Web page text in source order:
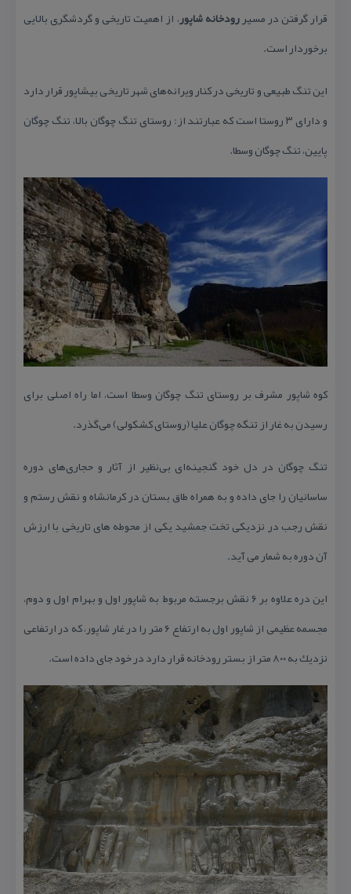
قرار گرفتن در مسیررودخانه شاپور، از اهمیت تاریخی و گردشگری بالایی
برخوردار است.
این تنگ طبیعی و تاریخی در كنار ویرانه‌های شهر تاریخی بیشاپور قرار دارد
و دارای ۳ روستا است كه عبارتند از: روستای تنگ چوگان بالا، تنگ چوگان
پایین، تنگ چوگان وسطا.
كوه شاپور مشرف بر روستای تنگ چوگان وسطا است، اما راه اصلی برای
رسیدن به غار از تنگه چوگان علیا (روستای كشكولی) می‌گذرد.
تنگ چوگان در دل خود گنجینه‌ای بی‌نظیر از آثار و حجاری‌های دوره
ساسانیان را جای داده و به همراه طاق بستان در كرمانشاه و نقش رستم و
نقش رجب در نزدیكی تخت جمشید یكی از محوطه های تاریخی با ارزش
آن دوره به شمار می آید.
این دره علاوه بر ۶ نقش برجسته مربوط به شاپور اول و بهرام اول و دوم،
مجسمه عظیمی از شاپور اول به ارتفاع ۶ متر را در غار شاپور، كه در ارتفاعی
نزدیك به ۸۰۰ متر از بستر رودخانه قرار دارد در خود جای داده است.